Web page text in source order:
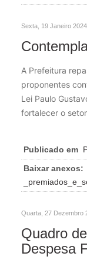
Sexta, 19 Janeiro 2024
A Prefeitura
proponentes
Lei Paulo
fortalecer o
Publicado em
Baixar anexos:
Quarta, 27 Dezembro
Quadro
Despesa